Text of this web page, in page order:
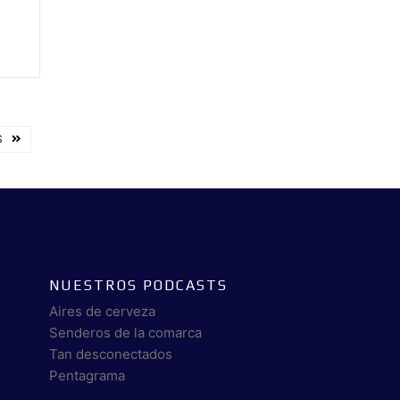
NUESTROS PODCASTS
Aires de cerveza
Senderos de la comarca
Tan desconectados
Pentagrama